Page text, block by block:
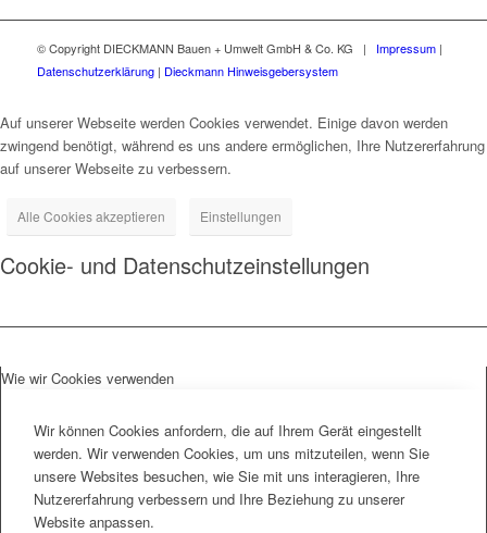
© Copyright DIECKMANN Bauen + Umwelt GmbH & Co. KG | Impressum|
Datenschutzerklärung| Dieckmann Hinweisgebersystem
Auf unserer Webseite werden Cookies verwendet. Einige davon werden
zwingend benötigt, während es uns andere ermöglichen, Ihre Nutzererfahrung
auf unserer Webseite zu verbessern.
Alle Cookies akzeptieren Einstellungen
Cookie- und Datenschutzeinstellungen
Wie wir Cookies verwenden
Wir können Cookies anfordern, die auf Ihrem Gerät eingestellt
werden. Wir verwenden Cookies, um uns mitzuteilen, wenn Sie
unsere Websites besuchen, wie Sie mit uns interagieren, Ihre
Nutzererfahrung verbessern und Ihre Beziehung zu unserer
Website anpassen.